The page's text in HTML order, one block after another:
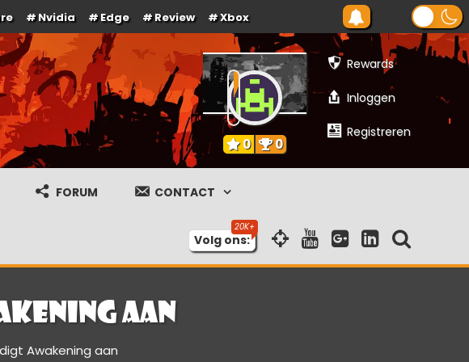
Nvidia Edge Review Xbox
Rewards
Inloggen
Registreren
0 0
FORUM CONTACT
Volg ons:
aan
Awakening aan